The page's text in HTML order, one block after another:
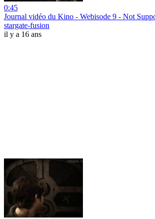
0:45
Journal vidéo du Kino - Webisode 9 - Not
stargate-fusion
il y a 16 ans